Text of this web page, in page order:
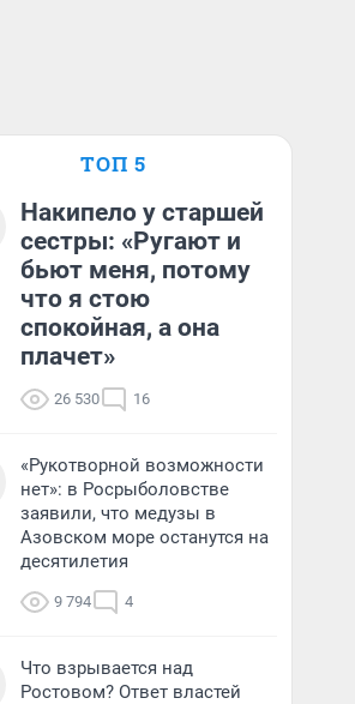
ТОП 5
Накипело у старшей
сестры: «Ругают и
бьют меня, потому
что я стою
спокойная, а она
плачет»
26 530 16
«Рукотворной возможности
нет»: в Росрыболовстве
заявили, что медузы в
Азовском море останутся на
десятилетия
9 794 4
Что взрывается над
Ростовом? Ответ властей